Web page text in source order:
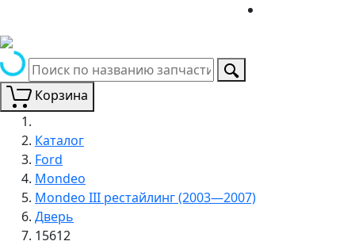
Корзина
Каталог
Ford
Mondeo
Mondeo III рестайлинг (2003—2007)
Дверь
15612